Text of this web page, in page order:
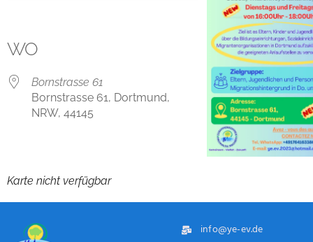
Outlook Live
WO
Bornstrasse 61
Bornstrasse 61, Dortmund,
NRW, 44145
Karte nicht verfügbar
info@ye-ev.de